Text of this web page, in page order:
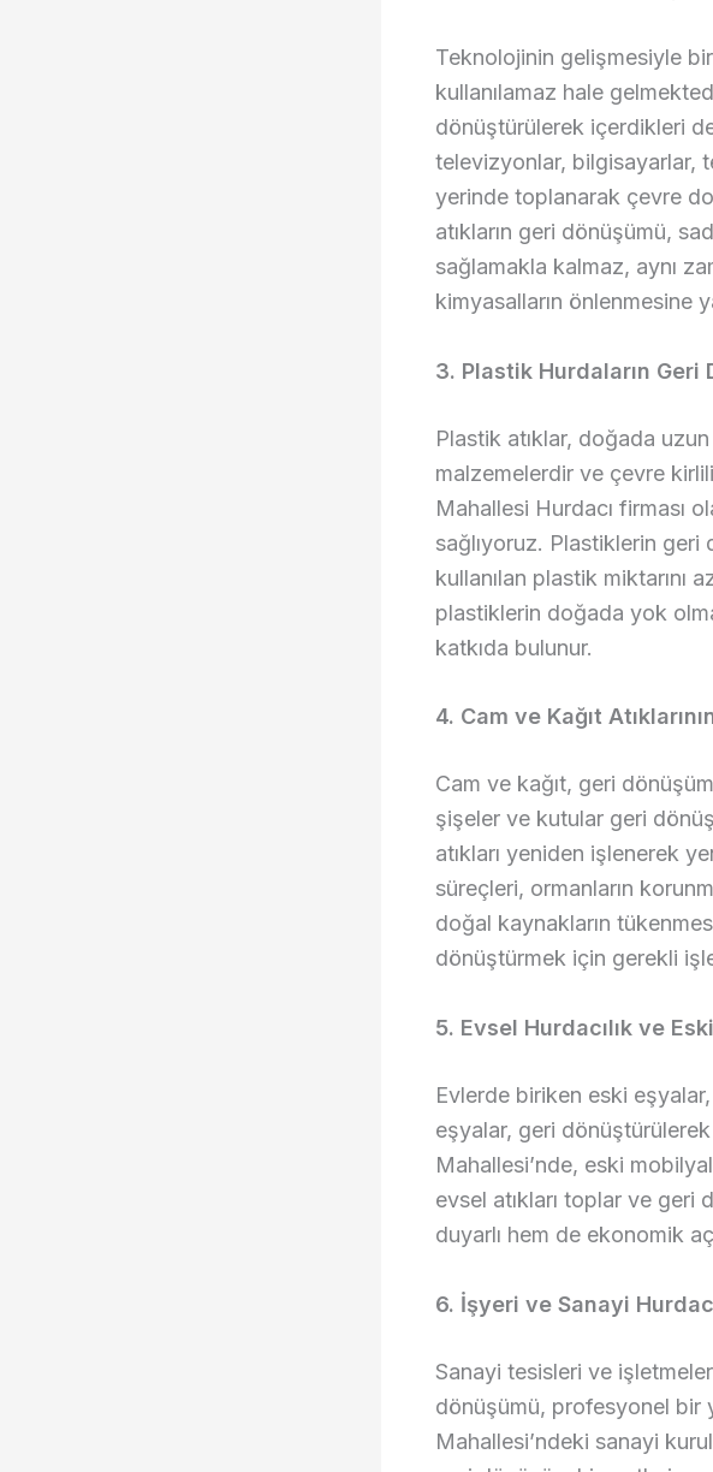
Teknolojinin gelişmesiyle
kullanılamaz hale
dönüştürülerek içerdikleri
televizyonlar, bilgisayarlar,
yerinde toplanarak çevre
atıkların geri dönüşümü,
sağlamakla kalmaz, aynı
kimyasalların önlenmesine
3. Plastik Hurdaların Geri
Plastik atıklar, doğada
malzemelerdir ve çevre
Mahallesi Hurdacı firması
sağlıyoruz. Plastiklerin
kullanılan plastik miktarını
plastiklerin doğada yok
katkıda bulunur.
4. Cam ve Kağıt
Cam ve kağıt, geri
şişeler ve kutular geri
atıkları yeniden işlenerek
süreçleri, ormanların
doğal kaynakların
dönüştürmek için gerekli
5. Evsel Hurdacılık ve
Evlerde biriken eski
eşyalar, geri dönüştürülerek
Mahallesi’nde, eski
evsel atıkları toplar ve geri
duyarlı hem de ekonomik
6. İşyeri ve Sanayi
Sanayi tesisleri ve
dönüşümü, profesyonel bir
Mahallesi’ndeki sanayi